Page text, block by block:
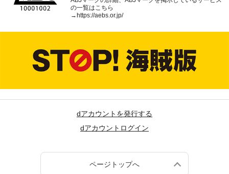
の一覧はこちら
→ https://aebs.or.jp/
dアカウントを発行する
dアカウントログイン
ページトップへ